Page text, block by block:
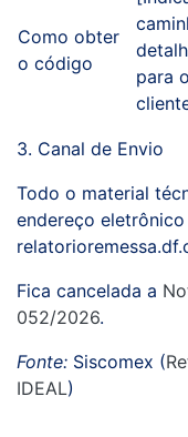
Como obter
o código
para o
3. Canal de Envio
Todo o material
endereço
Fica cancelada a
052/2026.
Fonte: Siscomex (
IDEAL)